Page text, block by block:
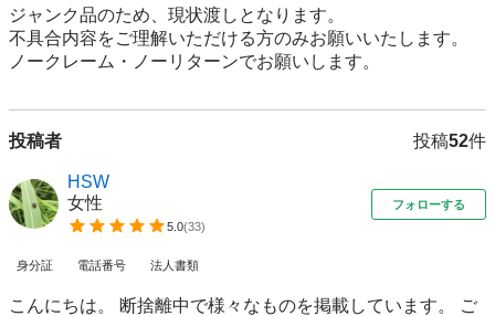
ジャンク品のため、現状渡しとなります。
不具合内容をご理解いただける方のみお願いいたします。
ノークレーム・ノーリターンでお願いします。
投稿者 投稿52件
HSW
女性
5.0(33)
フォローする
身分証 電話番号 法人書類
こんにちは。 断捨離中で様々なものを掲載しています。 ご